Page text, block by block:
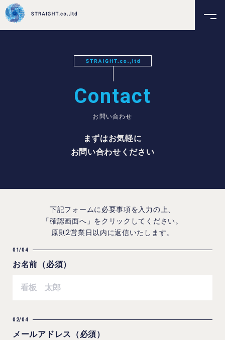
Contact
お問い合わせ
まずはお気軽に
お問い合わせください
下記フォームに必要事項を入力の上、
「確認画面へ」をクリックしてください。
原則2営業日以内に返信いたします。
01/04
お名前（必須）
02/04
メールアドレス（必須）